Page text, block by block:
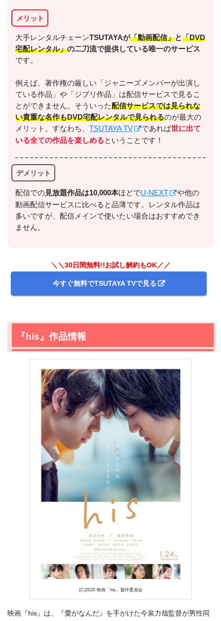
＼＼31日間無料!!お試し解約もOK／／
今すぐ無料でU-NEXTで見る
出典:U-NEXTヘルプセンター
＼＼31日間無料!!お試し解約もOK／／
今すぐ無料でU-NEXTで見る
出典: U-NEXT
メリット
大手レンタルチェーンTSUTAYAが「動画配信」と「DVD
宅配レンタル」の二刀流で提供している唯一のサービス
です。
例えば、著作権の厳しい「ジャニーズメンバーが出演し
ている作品」や「ジブリ作品」は配信サービスで見るこ
とができません。そういった配信サービスでは見られな
い貴重な名作もDVD宅配レンタルで見られるのが最大の
メリット。すなわち、 TSUTAYA TV であれば世に出て
いる全ての作品を楽しめるということです！
デメリット
配信での⾒放題作品は10,000本ほどでU-NEXT
や他の
動画配信サービスに比べると品薄です。レンタル作品は
多いですが、配信メインで使いたい場合はおすすめでき
ません。
＼＼30日間無料!!お試し解約もOK／／
今すぐ無料でTSUTAYA TVで見る
『his』作品情報
(C)2020 映画「his」製作委員会
映画『his』は、『愛がなんだ』を手がけた今泉力哉監督が男性同